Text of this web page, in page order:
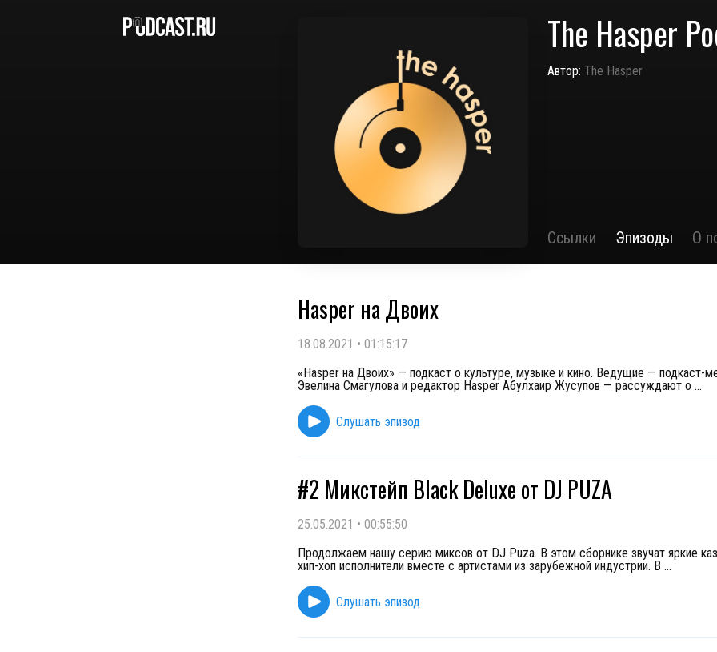
The Hasper
Автор: The Hasper
Ссылки Эпизоды О
Hasper на Двоих
18.08.2021 • 01:15:17
«Hasper на Двоих» — подкаст о культуре, музыке и кино. Ведущие — подкаст-
Эвелина Смагулова и редактор Hasper Абулхаир Жусупов — рассуждают о ...
Слушать эпизод
#2 Микстейп Black Deluxe от DJ PUZA
25.05.2021 • 00:55:50
Продолжаем нашу серию миксов от DJ Puza. В этом сборнике звучат яркие
хип-хоп исполнители вместе с артистами из зарубежной индустрии. В ...
Слушать эпизод